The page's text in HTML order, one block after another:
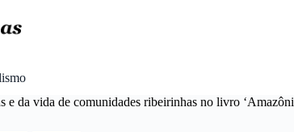
e da vida de comunidades ribeirinhas no livro